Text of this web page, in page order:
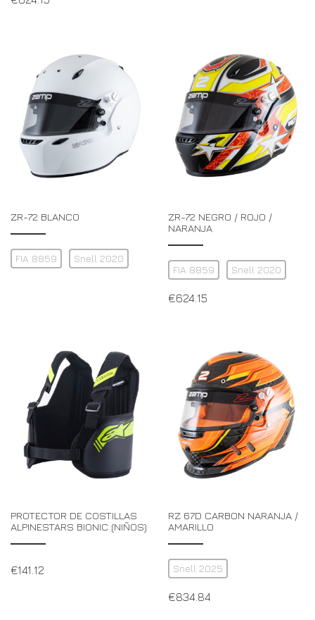
ZR-72 BLANCO
FIA 8859 Snell 2020
ZR-72 NEGRO / ROJO /
NARANJA
FIA 8859 Snell 2020
€624.15
PROTECTOR DE COSTILLAS
ALPINESTARS BIONIC (NIÑOS)
€141.12
RZ 67D CARBON NARANJA /
AMARILLO
Snell 2025
€834.84